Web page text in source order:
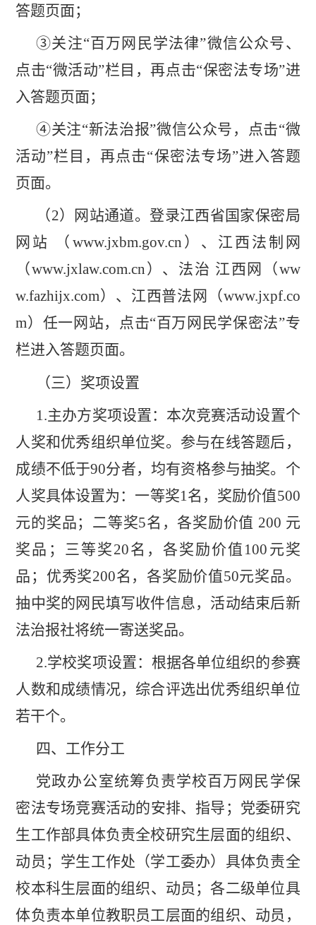
答题页面；
③关注“百万网民学法律”微信公众号、
点击“微活动”栏目，再点击“保密法专场”进
入答题页面；
④关注“新法治报”微信公众号，点击“微
活动”栏目，再点击“保密法专场”进入答题
页面。
（2）网站通道。登录江西省国家保密局
网站
（ www.jxbm.gov.cn ）、江西法制网
（www.jxlaw.com.cn ）、法治 江西网（ww
w.fazhijx.com）、江西普法网（www.jxpf.co
m）任一网站，点击“百万网民学保密法”专
栏进入答题页面。
（三）奖项设置
1 .主办方奖项设置： 本次竞赛活动设置个
人奖和优秀组织单位奖。参与在线答题后，
成绩不低于90分者，均有资格参与抽奖。个
人奖具体设置为：一等奖1 名，奖励价值500
元的奖品；二等奖5名，各奖励价值 200 元
奖品；三等奖20名，各奖励价值 100 元奖
品；优秀奖200名，各奖励价值50元奖品。
抽中奖的网民填写收件信息，活动结束后新
法治报社将统一寄送奖品。
2.学校奖项设置： 根据各单位组织的参赛
人数和成绩情况，综合评选出优秀组织单位
若干个。
四、工作分工
党政办公室统筹负责学校百万网民学保
密法专场竞赛活动的安排、指导；党委研究
生工作部具体负责全校研究生层面的组织、
动员；学生工作处（学工委办）具体负责全
校本科生层面的组织、动员；各二级单位具
体负责本单位教职员工层面的组织、动员，